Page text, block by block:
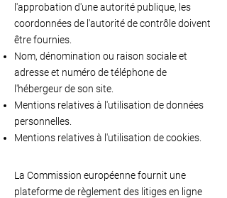
l'approbation d'une autorité publique, les
coordonnées de l'autorité de contrôle doivent
être fournies. ​​​
Nom, dénomination ou raison sociale et
adresse et numéro de téléphone de
l'hébergeur de son site.
Mentions relatives à l'utilisation de données
personnelles.
Mentions relatives à l'utilisation de cookies.
La Commission européenne fournit une
plateforme de règlement des litiges en ligne